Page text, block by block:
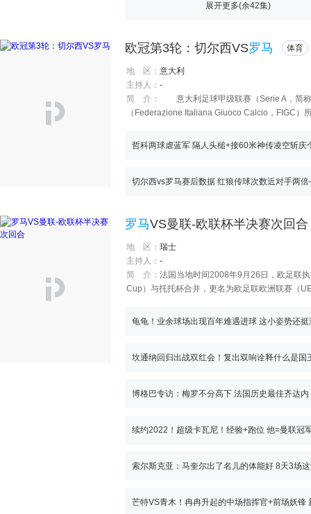
展开更多(余42集)
欧冠第3轮：切尔西VS罗马 体育
地 区： 意大利
主持人： -
简 介：
意大利足球甲级联赛（Serie A，简称
（Federazione Italiana Giuoco Calcio，FIGC）
的差距正在进一步拉大。
切尔西vs罗马赛后数据 红狼传球次数近对手两倍
罗马VS曼联-欧联杯半决赛次回合
地 区： 瑞士
主持人： -
简 介： 法国当地时间2008年9月26日，欧足联
Cup）与托托杯合并，更名为欧足联欧洲联赛（
龟龟！业余球场出现百年难遇进球 这小姿势还挺
坎通纳回归出战双红会！复出双响诠释什么是国
续约2022！超级卡瓦尼！经验+跑位 他=曼联冠